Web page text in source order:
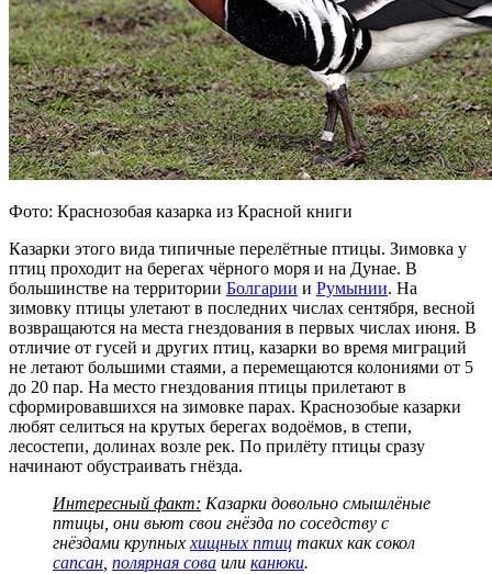
Фото: Краснозобая казарка из Красной книги
Казарки этого вида типичные перелётные птицы. Зимовка у
птиц проходит на берегах чёрного моря и на Дунае. В
большинстве на территории Болгарии и Румынии. На
зимовку птицы улетают в последних числах сентября, весной
возвращаются на места гнездования в первых числах июня. В
отличие от гусей и других птиц, казарки во время миграций
не летают большими стаями, а перемещаются колониями от 5
до 20 пар. На место гнездования птицы прилетают в
сформировавшихся на зимовке парах. Краснозобые казарки
любят селиться на крутых берегах водоёмов, в степи,
лесостепи, долинах возле рек. По прилёту птицы сразу
начинают обустраивать гнёзда.
Интересный факт: Казарки довольно смышлёные
птицы, они вьют свои гнёзда по соседству с
гнёздами крупных хищных птиц таких как сокол
сапсан полярная сова или канюки.